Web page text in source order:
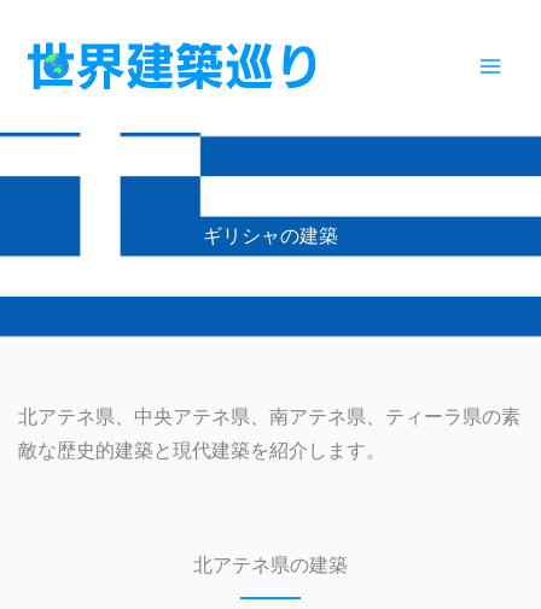
ッ
ギリシャの建築
北アテネ県、中央アテネ県、南アテネ県、ティーラ県の素
敵な歴史的建築と現代建築を紹介します。
北アテネ県の建築